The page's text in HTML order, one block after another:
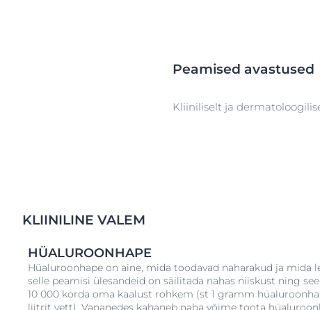
Peamised avastused
Kliiniliselt ja
KLIINILINE VALEM
HÜALUROONHAPE
Hüaluroonhape on aine, mida toodavad naharakud ja mida
selle peamisi ülesandeid on säilitada nahas niiskust ning
10 000 korda oma kaalust rohkem (st 1 gramm
liitrit vett). Vananedes kahaneb naha võime toota